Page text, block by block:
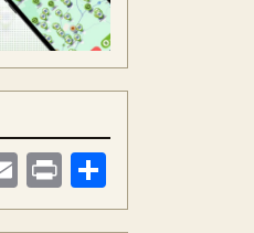
Email
Print
meg